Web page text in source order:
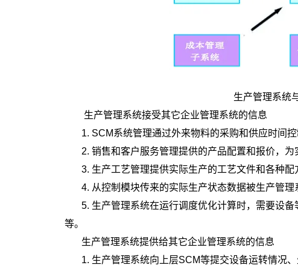
生产管理系统
生产管理系统接受其它企业管理系统的信息
1. SCM系统管理通过外来物料的采购和供应时间
2. 销售和客户服务管理提供的产品配置和报价，为
3. 生产工艺管理提供实际生产的工艺文件和各种配
4. 从控制模块传来的实际生产状态数据被生产管
5. 生产管理系统在运行调度优化计算时，需要设
等。
生产管理系统提供给其它企业管理系统的信息
1. 生产管理系统向上层SCM等提交设备运转情况